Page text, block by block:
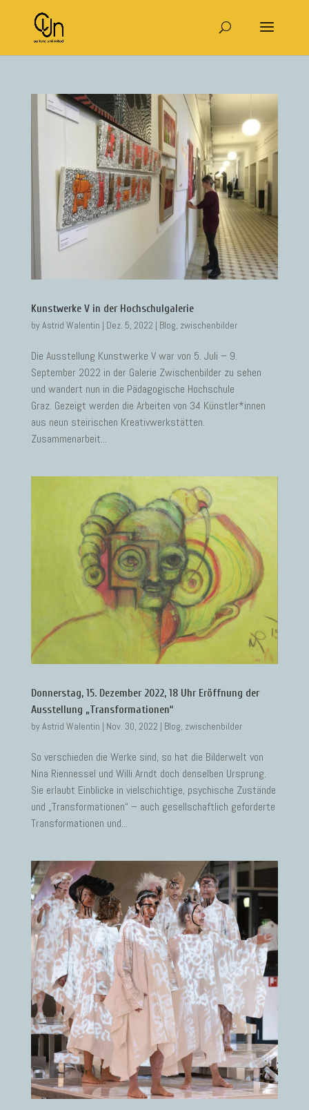
Kunstwerke V in der Hochschulgalerie
byAstrid Walentin | Dez. 5, 2022 | Blog, zwischenbilder
Die Ausstellung Kunstwerke V war von 5. Juli – 9.
September 2022 in der Galerie Zwischenbilder zu sehen
und wandert nun in die Pädagogische Hochschule
Graz. Gezeigt werden die Arbeiten von 34 Künstler*innen
aus neun steirischen Kreativwerkstätten.
Zusammenarbeit...
Donnerstag, 15. Dezember 2022, 18 Uhr Eröffnung der
Ausstellung „Transformationen“
byAstrid Walentin | Nov. 30, 2022 | Blog, zwischenbilder
So verschieden die Werke sind, so hat die Bilderwelt von
Nina Riennessel und Willi Arndt doch denselben Ursprung.
Sie erlaubt Einblicke in vielschichtige, psychische Zustände
und „Transformationen“ – auch gesellschaftlich geforderte
Transformationen und...